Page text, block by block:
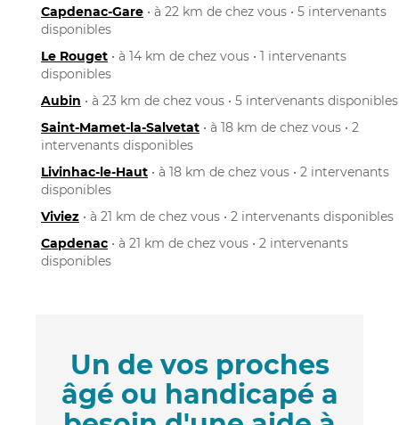
Capdenac-Gare • à 22 km de chez vous • 5 intervenants
disponibles
Le Rouget • à 14 km de chez vous • 1 intervenants
disponibles
Aubin • à 23 km de chez vous • 5 intervenants disponibles
Saint-Mamet-la-Salvetat • à 18 km de chez vous • 2
intervenants disponibles
Livinhac-le-Haut • à 18 km de chez vous • 2 intervenants
disponibles
Viviez • à 21 km de chez vous • 2 intervenants disponibles
Capdenac • à 21 km de chez vous • 2 intervenants
disponibles
Un de vos proches
âgé ou handicapé a